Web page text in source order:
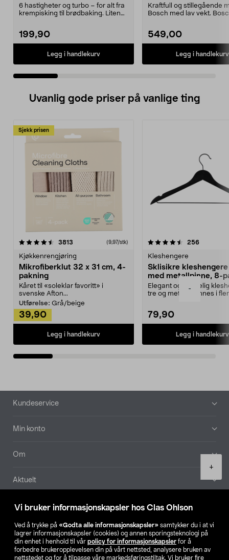
Vi bruker informasjonskapsler hos Clas Ohlson
Ved å trykke på «Godta alle informasjonskapsler» samtykker du i at vi
lagrer informasjonskapsler (cookies) og annen sporingsteknologi på
din enhet i henhold til vår policy for informasjonskapsler for å
forbedre brukeropplevelsen din på vårt nettsted, analysere bruken av
nettstedet og for å tilpasse våre markedsføringstiltak. Vi bruker fire
-
+
6 hastigheter og turbo – for alt fra
krempisking til brødbaking. Liten
199,90
Legg i handlekurv
Kraftfull og stillegående
Bosch med lav vekt.
549,00
Legg i handlekurv
Uvanlig gode priser på vanlige ting
Sjekk prisen
3813 anmeldelser(9,97/stk)
Kjøkkenrengjøring
Mikrofiberklut 32 x 31 cm, 4-
pakning
Kåret til «soleklar favoritt» i
svenske Afton...
Utførelse: Grå/beige
39,90
Legg i handlekurv
4.5av 5 stjerner 256
Kleshengere
Sklisikre
med metallpinne, 8-
Elegant og skikkelig
tre og metall – finnes i
79,90
Legg i handlekurv
4.5av 5 stjerner
Bunntekst
Kundeservice
Min konto
Om
Aktuelt
Våre selskaper
Finn din butikk
SE NO FI